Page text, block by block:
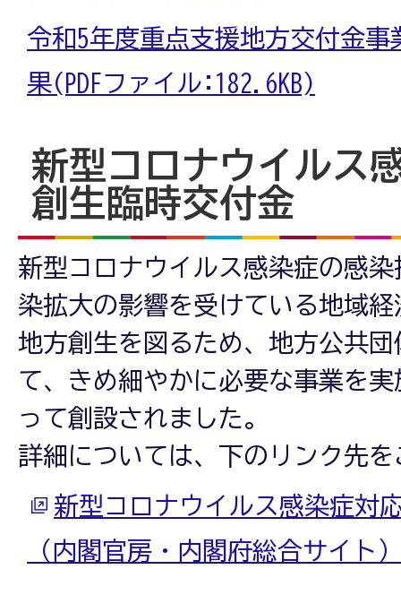
令和5年度重点支援地方交付金
果(PDFファイル:182.6KB)
新型コロナウイルス
創生臨時交付金
新型コロナウイルス感染症の感
染拡大の影響を受けている地域
地方創生を図るため、地方公共
て、きめ細やかに必要な事業を
って創設されました。
詳細については、下のリンク先
新型コロナウイルス感染症対
（内閣官房・内閣府総合サイト